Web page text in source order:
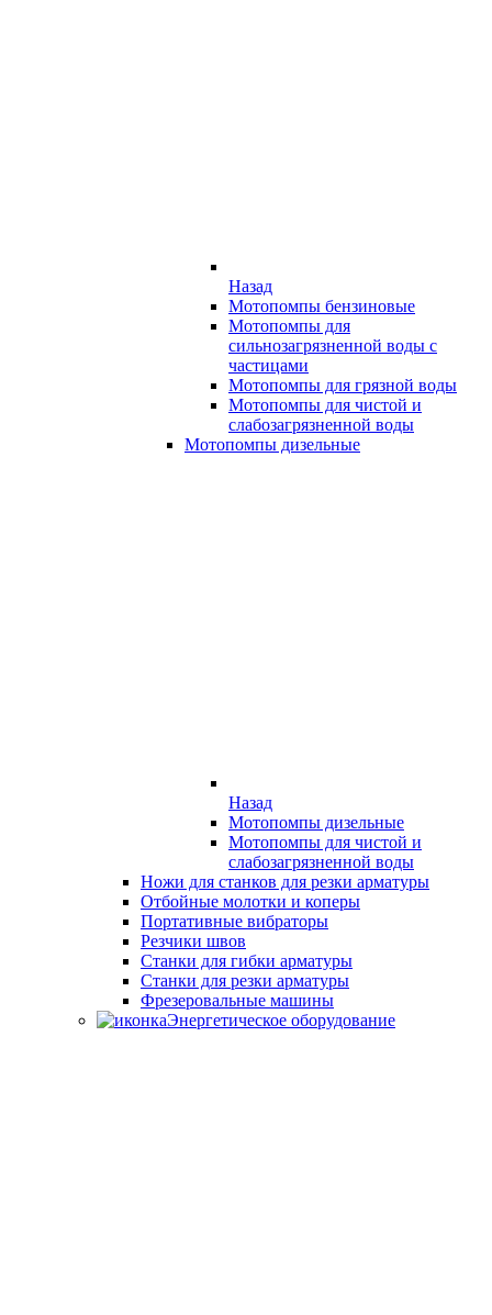
Назад
Мотопомпы бензиновые
Мотопомпы для
сильнозагрязненной воды с
частицами
Мотопомпы для грязной воды
Мотопомпы для чистой и
слабозагрязненной воды
Мотопомпы дизельные
Назад
Мотопомпы дизельные
Мотопомпы для чистой и
слабозагрязненной воды
Ножи для станков для резки арматуры
Отбойные молотки и коперы
Портативные вибраторы
Резчики швов
Станки для гибки арматуры
Станки для резки арматуры
Фрезеровальные машины
Энергетическое оборудование